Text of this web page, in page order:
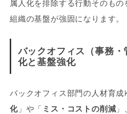
属人化を排除する行動そのもの
組織の基盤が強固になります。
バックオフィス（事務
化と基盤強化
バックオフィス部門の人材育成
化」や「 ミス・コストの削減